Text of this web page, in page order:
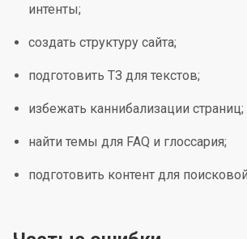
интенты;
создать структуру сайта;
подготовить ТЗ для текстов;
избежать каннибализации страниц;
найти темы для FAQ и глоссария;
подготовить контент для